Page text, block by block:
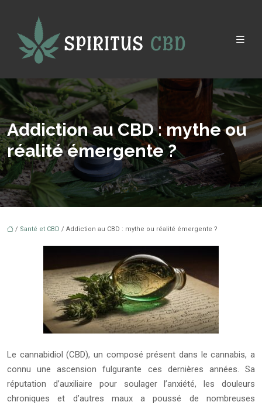
Addiction au CBD : mythe ou
réalité émergente ?
/ Santé et CBD / Addiction au CBD : mythe ou réalité émergente ?
Le cannabidiol (CBD), un composé présent dans le cannabis, a
connu une ascension fulgurante ces dernières années. Sa
réputation d’auxiliaire pour soulager l’anxiété, les douleurs
chroniques et d’autres maux a poussé de nombreuses